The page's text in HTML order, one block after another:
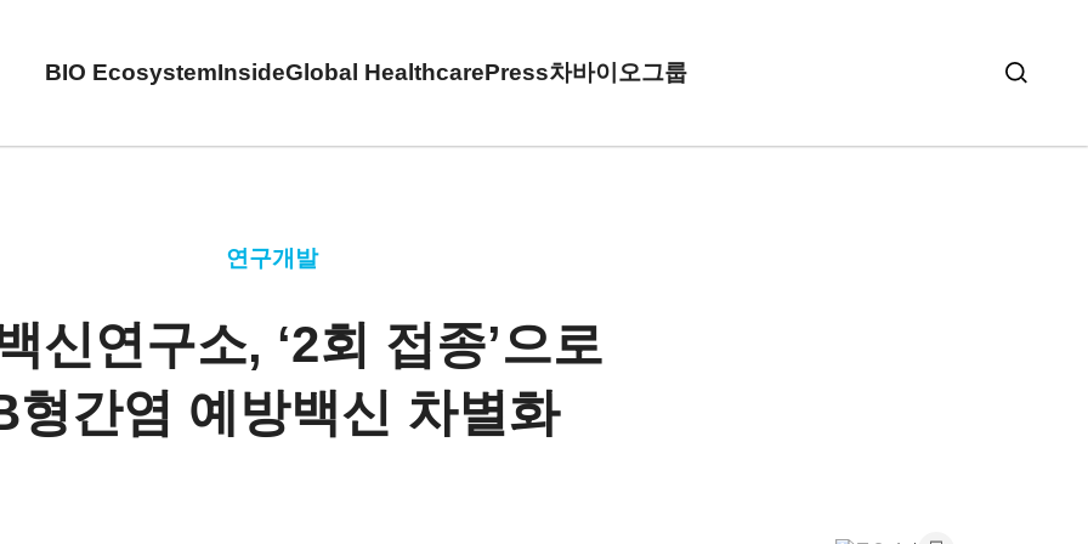
BIO EcosystemInsideGlobal HealthcarePress차바이오그룹
연구개발
신연구소, ‘2회 접종’으로
형간염 예방백신 차별화